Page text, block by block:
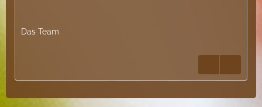
Das Team